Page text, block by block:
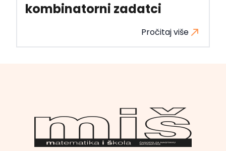
kombinatorni zadatci
Pročitaj više